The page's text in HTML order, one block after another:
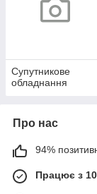
Супутникове
обладнання
Про нас
94%
Працює з